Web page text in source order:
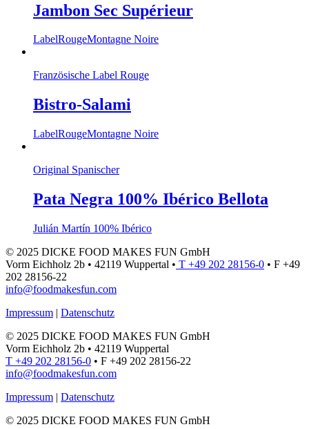
Jambon Sec Supérieur
LabelRougeMontagne Noire
Französische Label Rouge
Bistro-Salami
LabelRougeMontagne Noire
Original Spanischer
Pata Negra 100% Ibérico Bellota
Julián Martín 100% Ibérico
© 2025 DICKE FOOD MAKES FUN GmbH
Vorm Eichholz 2b • 42119 Wuppertal • T +49 202 28156-0 • F +49
202 28156-22
info@foodmakesfun.com
Impressum | Datenschutz
© 2025 DICKE FOOD MAKES FUN GmbH
Vorm Eichholz 2b • 42119 Wuppertal
T +49 202 28156-0 • F +49 202 28156-22
info@foodmakesfun.com
Impressum | Datenschutz
© 2025 DICKE FOOD MAKES FUN GmbH